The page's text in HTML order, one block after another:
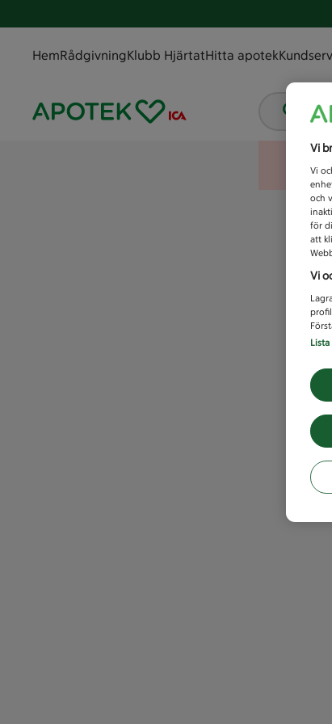
HemRådgivningKlubb HjärtatHitta apotek
Vi
Vi
och
för
att
Vi